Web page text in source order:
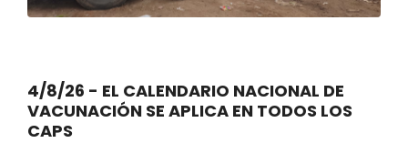
4/8/26 - EL CALENDARIO NACIONAL DE
VACUNACIÓN SE APLICA EN TODOS LOS
CAPS